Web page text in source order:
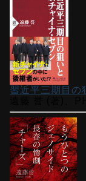
習近平三期目の